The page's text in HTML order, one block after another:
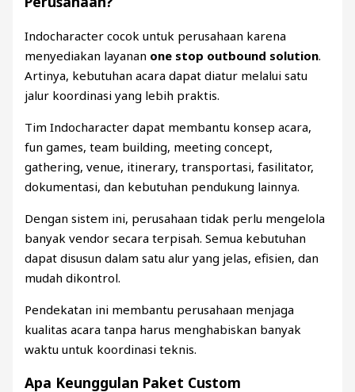
Indocharacter cocok untuk perusahaan karena
menyediakan layanan one stop outbound solution.
Artinya, kebutuhan acara dapat diatur melalui satu
jalur koordinasi yang lebih praktis.
Tim Indocharacter dapat membantu konsep acara,
fun games, team building, meeting concept,
gathering, venue, itinerary, transportasi, fasilitator,
dokumentasi, dan kebutuhan pendukung lainnya.
Dengan sistem ini, perusahaan tidak perlu mengelola
banyak vendor secara terpisah. Semua kebutuhan
dapat disusun dalam satu alur yang jelas, efisien, dan
mudah dikontrol.
Pendekatan ini membantu perusahaan menjaga
kualitas acara tanpa harus menghabiskan banyak
waktu untuk koordinasi teknis.
Apa Keunggulan Paket Custom